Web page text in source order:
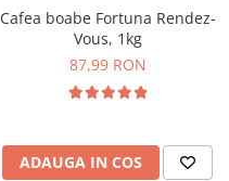
Cafea boabe Fortuna Rendez-
Vous, 1kg
87,99 RON
ADAUGA IN COS